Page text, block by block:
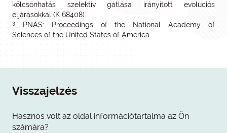
kölcsönhatás szelektív gátlása irányított evolúciós
eljárásokkal (K 68408).
3
PNAS: Proceedings of the National Academy of
Sciences of the United States of America.
Visszajelzés
Hasznos volt az oldal információtartalma az Ön
számára?